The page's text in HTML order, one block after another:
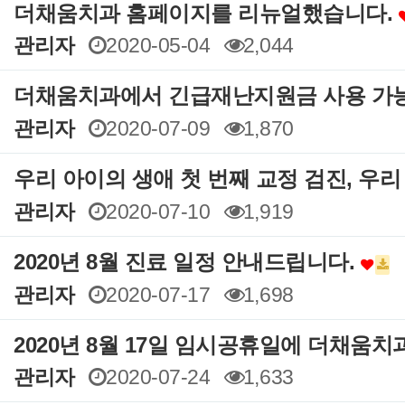
더채움치과 홈페이지를 리뉴얼했습니다.
관리자
2020-05-04 2,044
더채움치과에서 긴급재난지원금 사용 가
관리자
2020-07-09 1,870
우리 아이의 생애 첫 번째 교정 검진, 우
관리자
2020-07-10 1,919
2020년 8월 진료 일정 안내드립니다.
관리자
2020-07-17 1,698
2020년 8월 17일 임시공휴일에 더채움
관리자
2020-07-24 1,633